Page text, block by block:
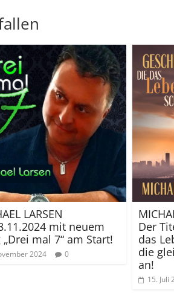
LARSEN
mit neuem
„Drei mal 7“ am Start!
2024 0
Der
das
die
an!
15. Juli